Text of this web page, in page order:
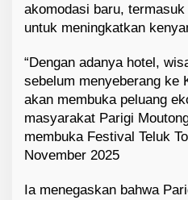
akomodasi baru,
untuk meningkatkan
“Dengan adanya hotel,
sebelum menyeberang ke
akan membuka peluang
masyarakat Parigi
membuka Festival Teluk
November 2025
Ia menegaskan bahwa